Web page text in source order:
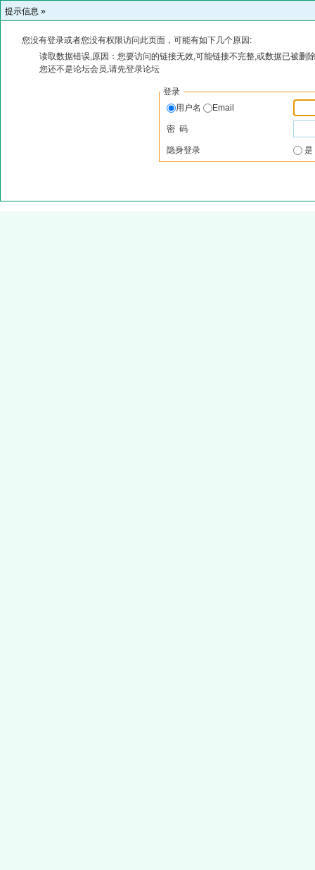
提示信息 »
您没有登录或者您没有权限访问此页面，可能有如下几个原因:
读取数据错误,原因：您要访问的链接无效,可能链接不完整,或数据已被删
您还不是论坛会员,请先登录论坛
登录
用户名
Email
密 码
隐身登录